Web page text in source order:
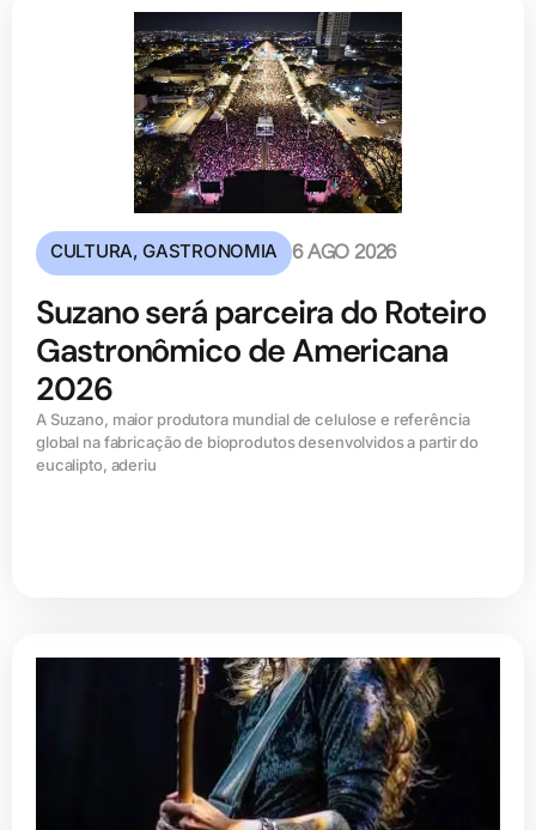
CULTURA,GASTRONOMIA 6 AGO 2026
Suzano será parceira do Roteiro
Gastronômico de Americana
2026
A Suzano, maior produtora mundial de celulose e referência
global na fabricação de bioprodutos desenvolvidos a partir do
eucalipto, aderiu